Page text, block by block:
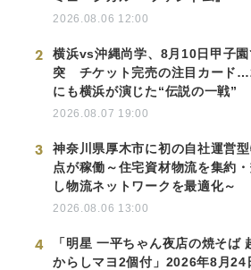
2026.08.06 12:00
2
横浜vs沖縄尚学、8月10日甲子
突 チケット完売の注目カード
にも横浜が演じた“伝説の一戦”
2026.08.07 19:00
3
神奈川県厚木市に初の自社運営
点が稼働～住宅資材物流を集約
し物流ネットワークを最適化～
2026.08.06 13:00
4
「明星 一平ちゃん夜店の焼そば
からしマヨ2個付」2026年8月24